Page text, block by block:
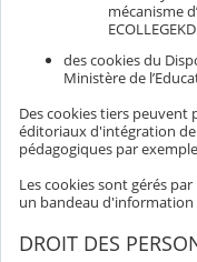
mécanisme
des cookies du
Ministère de
Des cookies tiers peuvent
éditoriaux d'intégration
pédagogiques par
Les cookies sont gérés
un bandeau d'information
DROIT DES